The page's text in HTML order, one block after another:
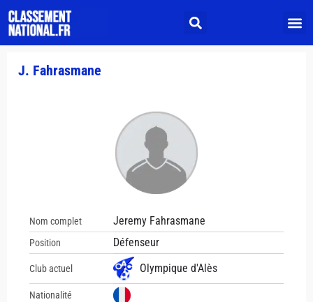
J. Fahrasmane
Nom complet Jeremy Fahrasmane
Position Défenseur
Club actuel Olympique d'Alès
Nationalité